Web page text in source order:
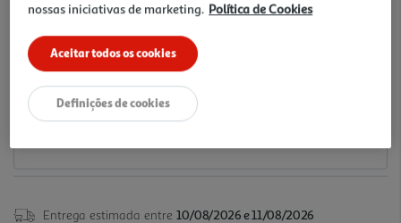
14,99 €
Notas de preparação
Entrega estimada entre 10/08/2026 e 11/08/2026
nossas iniciativas de marketing. Política de Cookies
Aceitar todos os cookies
Definições de cookies